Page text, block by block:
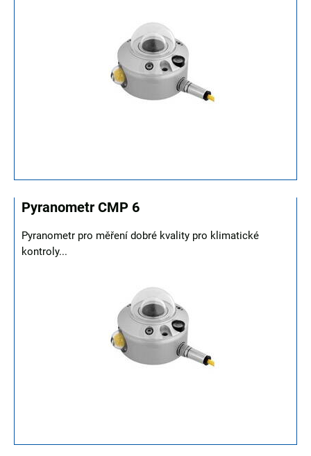
Pyranometr CMP 6
Pyranometr pro měření dobré kvality pro klimatické
kontroly...